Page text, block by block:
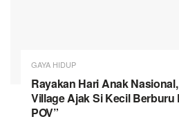
GAYA HIDUP
Rayakan Hari Anak
Village Ajak Si Kecil Berburu
POV”